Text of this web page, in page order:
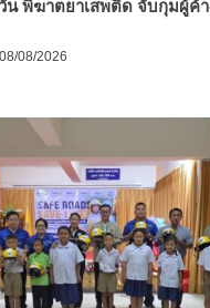
น พิฆาตยาเสพติด จับกุมผู้ค้า
08/08/2026